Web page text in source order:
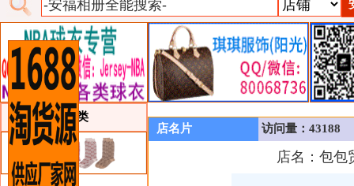
类目详细分类
店名片 访问量：43188
店名： 包包